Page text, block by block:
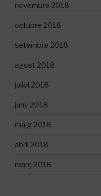
novembre 2018
octubre 2018
setembre 2018
agost 2018
juliol 2018
juny 2018
maig 2018
abril 2018
març 2018